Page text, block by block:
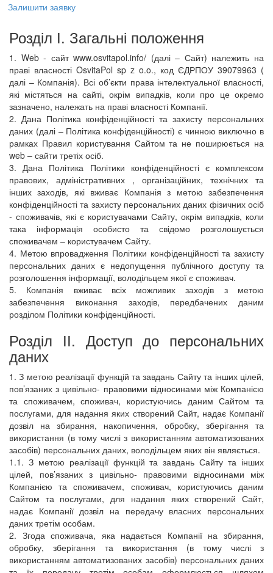
Залишити заявку
Розділ І. Загальні положення
1. Web - сайт www.osvitapol.info/ (далі – Сайт) належить на
праві власності OsvitaPol sp z o.o., код ЄДРПОУ 39079963 (
далі – Компанія). Всі об’єкти права інтелектуальної власності,
які містяться на сайті, окрім випадків, коли про це окремо
зазначено, належать на праві власності Компанії.
2. Дана Політика конфіденційності та захисту персональних
даних (далі – Політика конфіденційності) є чинною виключно в
рамках Правил користування Сайтом та не поширюється на
web – сайти третіх осіб.
3. Дана Політика Політики конфіденційності є комплексом
правових, адміністративних , організаційних, технічних та
інших заходів, які вживає Компанія з метою забезпечення
конфіденційності та захисту персональних даних фізичних осіб
- споживачів, які є користувачами Сайту, окрім випадків, коли
така інформація особисто та свідомо розголошується
споживачем – користувачем Сайту.
4. Метою впровадження Політики конфіденційності та захисту
персональних даних є недопущення публічного доступу та
розголошення інформації, володільцем якої є споживач.
5. Компанія вживає всіх можливих заходів з метою
забезпечення виконання заходів, передбачених даним
розділом Політики конфіденційності.
Розділ ІІ. Доступ до персональних
даних
1. З метою реалізації функцій та завдань Сайту та інших цілей,
пов’язаних з цивільно- правовими відносинами між Компанією
та споживачем, споживач, користуючись даним Сайтом та
послугами, для надання яких створений Сайт, надає Компанії
дозвіл на збирання, накопичення, обробку, зберігання та
використання (в тому числі з використанням автоматизованих
засобів) персональних даних, володільцем яких він являється.
1.1. З метою реалізації функцій та завдань Сайту та інших
цілей, пов’язаних з цивільно- правовими відносинами між
Компанією та споживачем, споживач, користуючись даним
Сайтом та послугами, для надання яких створений Сайт,
надає Компанії дозвіл на передачу власних персональних
даних третім особам.
2. Згода споживача, яка надається Компанії на збирання,
обробку, зберігання та використання (в тому числі з
використанням автоматизованих засобів) персональних даних